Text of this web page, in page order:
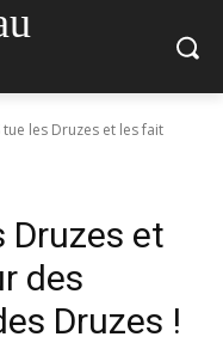
tue les Druzes et les fait
Druzes et
des
Druzes !